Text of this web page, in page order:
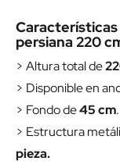
persiana 220
> Altura total de
> Disponible en
> Fondo de45 cm.
> Estructura
pieza.